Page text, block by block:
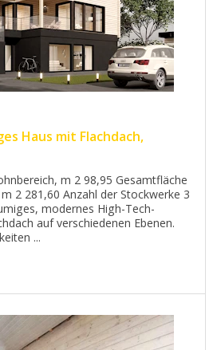
Haus mit Flachdach,
m 2 98,95 Gesamtfläche
2 281,60 Anzahl der Stockwerke 3
modernes High-Tech-
auf verschiedenen Ebenen.
...